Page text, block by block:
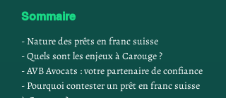
Sommaire
- Nature des prêts en franc suisse
- Quels sont les enjeux à Carouge ?
- AVB Avocats : votre partenaire de confiance
- Pourquoi contester un prêt en franc suisse